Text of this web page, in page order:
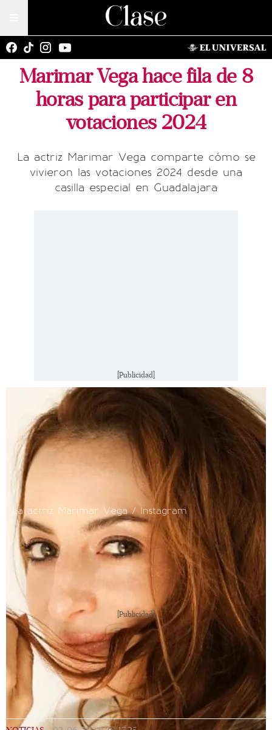
Marimar Vega hace fila de 8
horas para participar en
votaciones 2024
La actriz Marimar Vega comparte cómo se
vivieron las votaciones 2024 desde una
casilla especial en Guadalajara
[Publicidad]
La actriz Marimar Vega / Instagram
[Publicidad]